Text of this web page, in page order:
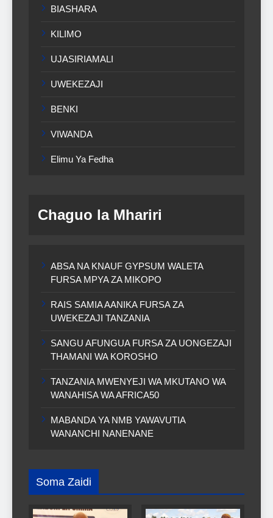
BIASHARA
KILIMO
UJASIRIAMALI
UWEKEZAJI
BENKI
VIWANDA
Elimu Ya Fedha
Chaguo la Mhariri
ABSA NA KNAUF GYPSUM WALETA
FURSA MPYA ZA MIKOPO
RAIS SAMIA AANIKA FURSA ZA
UWEKEZAJI TANZANIA
SANGU AFUNGUA FURSA ZA UONGEZAJI
THAMANI WA KOROSHO
TANZANIA MWENYEJI WA MKUTANO WA
WANAHISA WA AFRICA50
MABANDA YA NMB YAWAVUTIA
WANANCHI NANENANE
Soma Zaidi